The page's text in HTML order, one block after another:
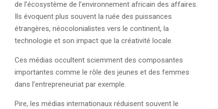
de l’écosystème de l’environnement africain des affaires.
Ils évoquent plus souvent la ruée des puissances
étrangères, néocolonialistes vers le continent, la
technologie et son impact que la créativité locale.
Ces médias occultent sciemment des composantes
importantes comme le rôle des jeunes et des femmes
dans l’entrepreneuriat par exemple.
Pire, les médias internationaux réduisent souvent le